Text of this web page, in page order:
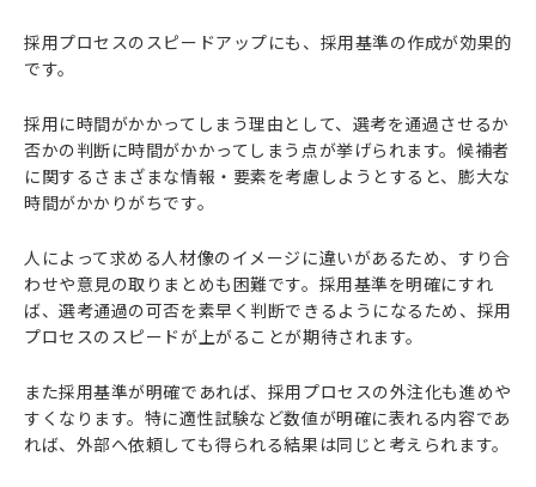
採用プロセスのスピードアップにも、採用基準の作成が効果的
です。
採用に時間がかかってしまう理由として、選考を通過させるか
否かの判断に時間がかかってしまう点が挙げられます。候補者
に関するさまざまな情報・要素を考慮しようとすると、膨大な
時間がかかりがちです。
人によって求める人材像のイメージに違いがあるため、すり合
わせや意見の取りまとめも困難です。採用基準を明確にすれ
ば、選考通過の可否を素早く判断できるようになるため、採用
プロセスのスピードが上がることが期待されます。
また採用基準が明確であれば、採用プロセスの外注化も進めや
すくなります。特に適性試験など数値が明確に表れる内容であ
れば、外部へ依頼しても得られる結果は同じと考えられます。